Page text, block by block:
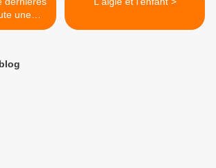
une
#apero
#herta